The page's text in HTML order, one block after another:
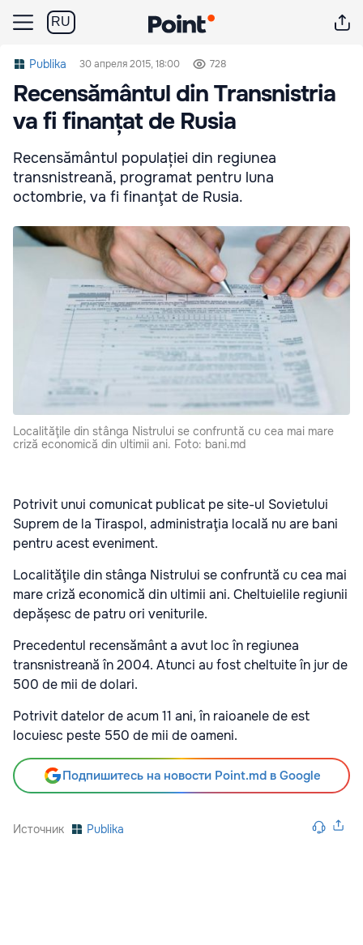
RU
Publika 30 апреля 2015, 18:00 728
Recensământul din Transnistria
va fi finanțat de Rusia
Recensământul populației din regiunea
transnistreană, programat pentru luna
octombrie, va fi finanţat de Rusia.
Localităţile din stânga Nistrului se confruntă cu cea mai mare
criză economică din ultimii ani. Foto: bani.md
Potrivit unui comunicat publicat pe site-ul Sovietului
Suprem de la Tiraspol, administraţia locală nu are bani
pentru acest eveniment.
Localităţile din stânga Nistrului se confruntă cu cea mai
mare criză economică din ultimii ani. Cheltuielile regiunii
depășesc de patru ori veniturile.
Precedentul recensământ a avut loc în regiunea
transnistreană în 2004. Atunci au fost cheltuite în jur de
500 de mii de dolari.
Potrivit datelor de acum 11 ani, în raioanele de est
locuiesc peste 550 de mii de oameni.
Подпишитесь на новости Point.md в Google
Источник Publika